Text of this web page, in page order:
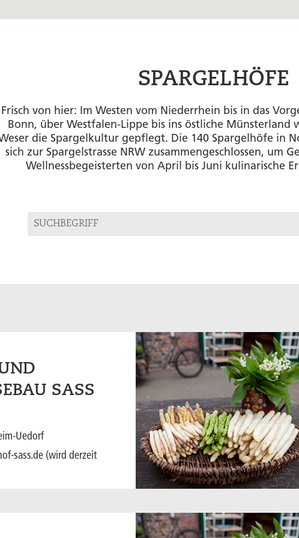
SPARGELHÖFE
Frisch von hier: Im Westen vom Niederrhein bis in das
Bonn, über Westfalen-Lippe bis ins östliche Münsterland
die Spargelkultur gepflegt. Die 140 Spargelhöfe in
sich zur Spargelstrasse NRW zusammengeschlossen, um
Wellnessbegeisterten von April bis Juni kulinarische
SASS
Uedorf
sass.de (wird derzeit